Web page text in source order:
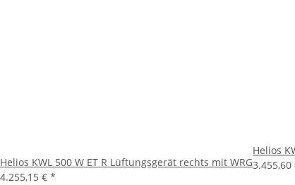
Helios KWL 500 W ET R Lüftungsgerät rechts mit WRG
4.255,15 € *
Helios
3.455,60